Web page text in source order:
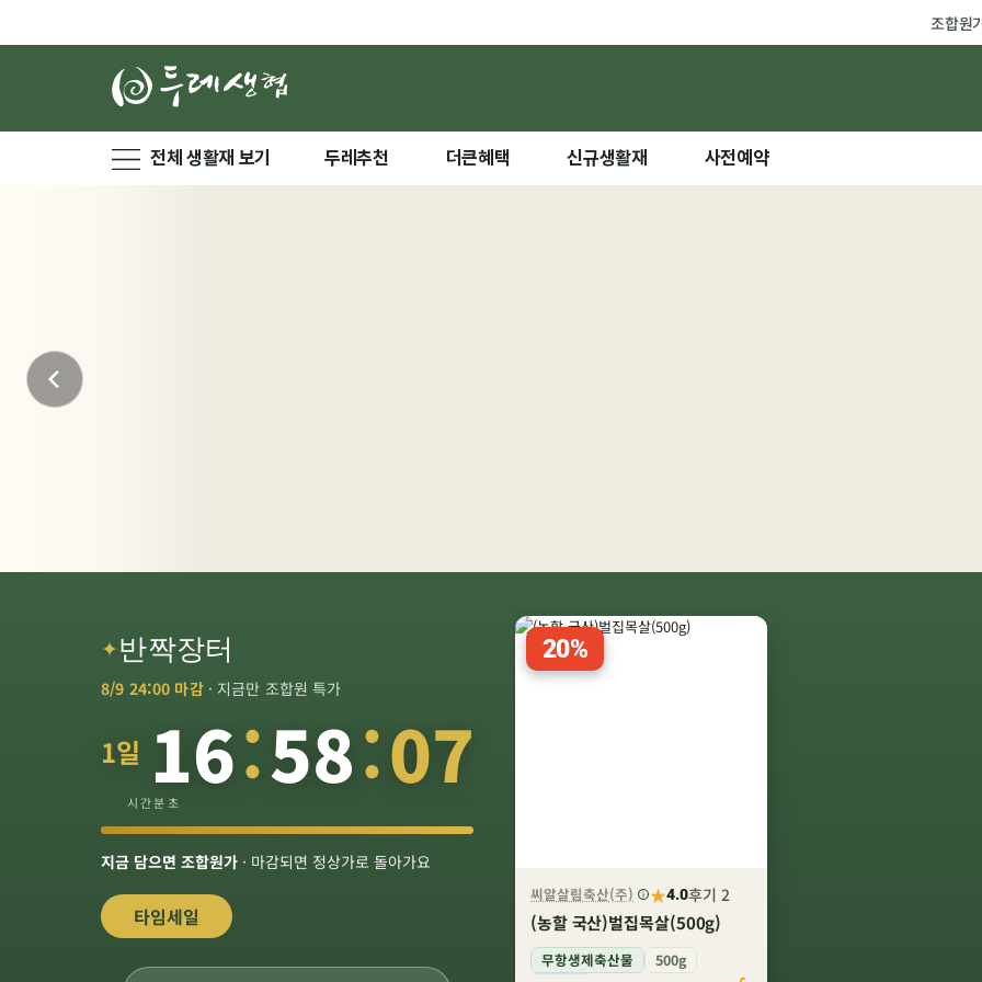
조합원
전체 생활재 보기 두레추천 더큰혜택 신규생활재 사전예약
THIS WEEK
농할쿠폰
시즌기획
말복 더위
까지! 끝장
보양 특가
훈제오리·누룽지삼
계탕, 남은 더위 싹
날리기!
증정 이벤트
진하고 시
원한 영월
깐다슬기
깐다슬기 3봉 + 다
슬기 육수 특별 구성
두레맛찬
취향대로
쏙쏙! 두레
맛찬
두레맛찬 3개 이상
증정 이벤트
햇볕 아래
자극받은
피부엔?
지금 사면 하나 더!
진정 수분케어 1+1
혜택
증정 이벤트
내 몸을 위
한 가장 순
한 선택
4개 구매하면 중형
하나 더!
정부지원
농식품바
우처, 두레
생협에서
신선한 국산 농식품
을 지원받으세요
✦반짝장터
8/9 24:00 마감· 지금만 조합원 특가
1일 16:58:06
시간분 초
지금 담으면 조합원가 · 마감되면 정상가로 돌아가요
타임세일
20%
씨알살림축산(주) ★4.0후기 2
(농할 국산)벌집목살(500g)
무항생제축산물
500g